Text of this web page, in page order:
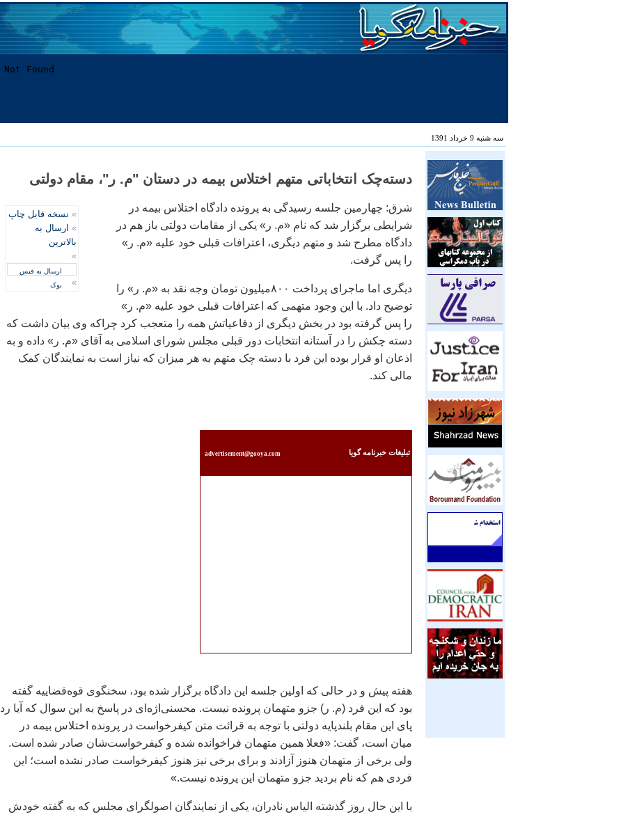
سه شنبه 9 خرداد 1391
دسته‌چک انتخاباتی متهم اختلاس بيمه در دستان "م. ر"، مقام دولتی
» نسخه قابل چاپ
» ارسال به
بالاترین
»
ارسال به فیس
بوک
»
شرق: چهارمين جلسه رسيدگی به پرونده دادگاه اختلاس بيمه در
شرايطی برگزار شد که نام «م. ر» يکی از مقامات دولتی باز هم در
دادگاه مطرح شد و متهم ديگری، اعترافات قبلی خود عليه «م. ر»
را پس گرفت.
ديگری اما ماجرای پرداخت ۸۰۰‌ميليون تومان وجه نقد به «م. ر» را
توضيح داد. با اين وجود متهمی که اعترافات قبلی خود عليه «م. ر»
را پس گرفته بود در بخش ديگری از دفاعياتش همه را متعجب کرد چراکه وی بيان داشت که
دسته چکش را در آستانه انتخابات دور قبلی مجلس شورای اسلامی به آقای «م. ر» داده و به
اذعان او قرار بوده اين فرد با دسته چک متهم به هر ميزان که نياز است به نمايندگان کمک
مالی کند.
تبليغات خبرنامه گويا advertisement@gooya.com
هفته پيش و در حالی که اولين جلسه اين دادگاه برگزار شده بود، سخنگوی قوه‌قضاييه گفته
بود که اين فرد (م. ر) جزو متهمان پرونده نيست. محسنی‌اژه‌ای در پاسخ به اين سوال که آيا رد
پای اين مقام بلندپايه دولتی با توجه به قرائت متن کيفرخواست در پرونده اختلاس بيمه در
ميان است، گفت: «فعلا همين متهمان فراخوانده شده و کيفرخواست‌شان صادر شده است.
ولی برخی از متهمان هنوز آزادند و برای برخی نيز هنوز کيفرخواست صادر نشده است؛ اين
فردی هم که نام برديد جزو متهمان اين پرونده نيست.»
با اين حال روز گذشته الياس نادران، يکی از نمايندگان اصولگرای مجلس که به گفته خودش